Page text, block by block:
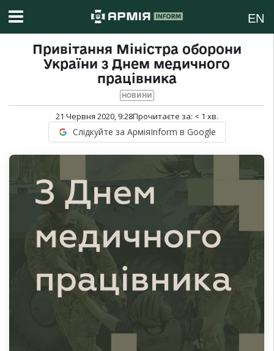
EN
Привітання Міністра оборони
України з Днем медичного
працівника
НОВИНИ
21 Червня 2020, 9:28Прочитаєте за: < 1 хв.
Слідкуйте за АрміяInform в Google